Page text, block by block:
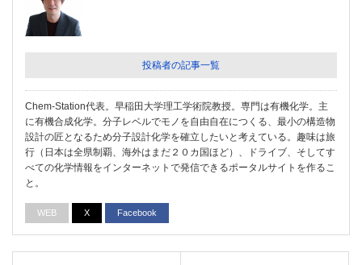
投稿者の記事一覧
Chem-Station代表。早稲田大学理工学術院教授。専門は有機化学。主
に有機合成化学。分子レベルでモノを自由自在につくる、最小の構造物
設計の匠となるため分子設計化学を確立したいと考えている。趣味は旅
行（日本は全県制覇、海外はまだ２０カ国ほど）、ドライブ、そしてす
べての化学情報をインターネットで発信できるポータルサイトを作るこ
と。
WEB X Facebook